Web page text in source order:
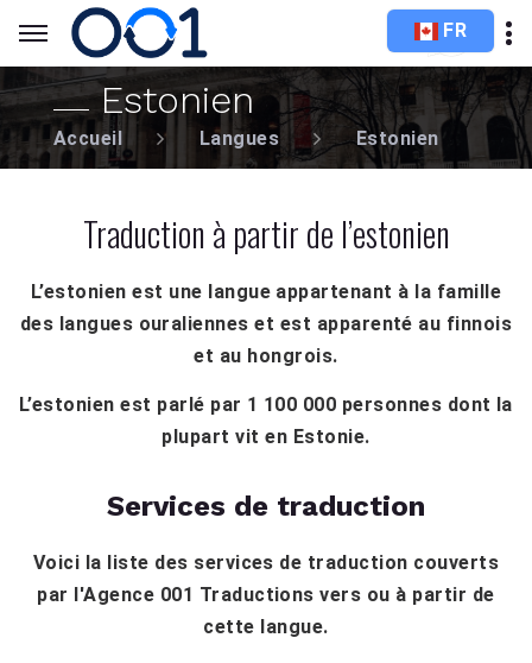
FR
Estonien
Accueil Langues Estonien
Traduction à partir de l’estonien
L’estonien est une langue appartenant à la famille
des langues ouraliennes et est apparenté au finnois
et au hongrois.
L’estonien est parlé par 1 100 000 personnes dont la
plupart vit en Estonie.
Services de traduction
Voici la liste des services de traduction couverts
par l'Agence 001 Traductions vers ou à partir de
cette langue.